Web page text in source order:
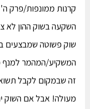
קרנות ממונפות/פרק ה'
השקעה בשוק ההון לא
שוק פשוטה שמבצעים
מעולה! אבל אם השוק ירד ב1%- ביום